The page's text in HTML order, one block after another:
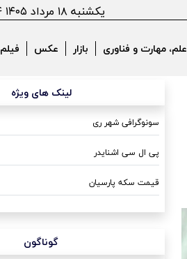
یکشنبه ۱۸ مرداد ۱۴۰۵ ۱۱:۲۴ ق ظ
علم، مهارت و فناوری بازار عکس فیلم
لینک های ویژه
سونوگرافی شهر ری
پی ال سی اشنایدر
قیمت سکه پارسیان
گوناگون